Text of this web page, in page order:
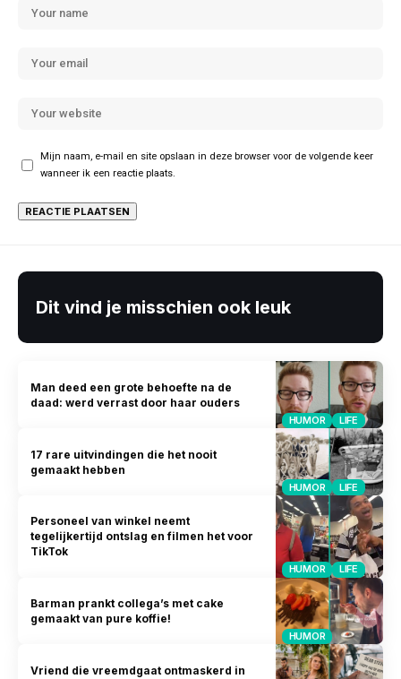
Mijn naam, e-mail en site opslaan in deze browser voor de volgende keer
wanneer ik een reactie plaats.
Dit vind je misschien ook leuk
HUMOR LIFE
Man deed een grote behoefte na de
daad: werd verrast door haar ouders
HUMOR LIFE
17 rare uitvindingen die het nooit
gemaakt hebben
HUMOR LIFE
Personeel van winkel neemt
tegelijkertijd ontslag en filmen het voor
TikTok
HUMOR
Barman prankt collega’s met cake
gemaakt van pure koffie!
Vriend die vreemdgaat ontmaskerd in